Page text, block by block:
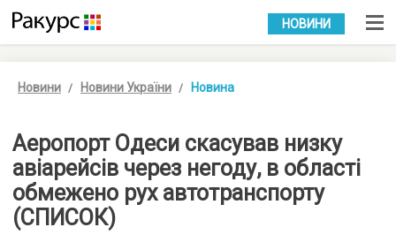
УКР РУС
НОВИНИ
Новини Новини України Новина
Аеропорт Одеси скасував низку
авіарейсів через негоду, в області
обмежено рух автотранспорту
(СПИСОК)